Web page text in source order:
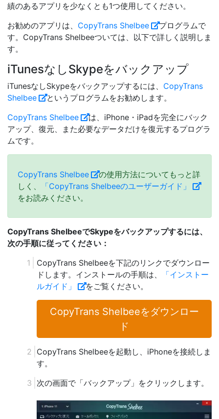
績のあるアプリを少なくとも1つ使用してください。
お勧めのアプリは、 CopyTrans Shelbee
プログラムで
す。CopyTrans Shelbeeついては、以下で詳しく説明しま
す。
iTunesなしSkypeをバックアップ
iTunesなしSkypeをバックアップするには、 CopyTrans
Shelbee
というプログラムをお勧めします。
CopyTrans Shelbee
は、iPhone・iPadを完全にバック
アップ、復元、また必要なデータだけを復元するプログラ
ムです。
CopyTrans Shelbee
の使用方法についてもっと詳
しく、
「CopyTrans Shelbeeのユーザーガイド」
をお読みください。
CopyTrans ShelbeeでSkypeをバックアップするには、
次の手順に従ってください：
CopyTrans Shelbeeを下記のリンクでダウンロー
ドします。インストールの手順は、
「インストー
ルガイド」
をご覧ください。
CopyTrans Shelbeeをダウンロー
ド
CopyTrans Shelbeeを起動し、iPhoneを接続しま
す。
次の画面で「バックアップ」をクリックします。